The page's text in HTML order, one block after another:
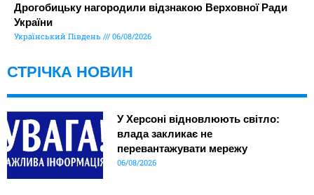
Дрогобицьку нагородили відзнакою Верховної Ради
України
Український Південь 06/08/2026
СТРІЧКА НОВИН
У Херсоні відновлюють світло:
влада закликає не
перевантажувати мережу
06/08/2026